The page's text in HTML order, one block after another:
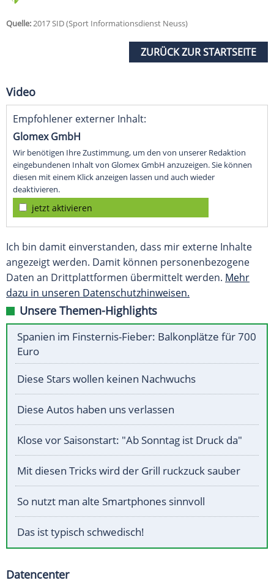
Quelle:2017 SID (Sport Informationsdienst Neuss)
ZURÜCK ZUR STARTSEITE
Video
Empfohlener externer Inhalt:
Glomex GmbH
Wir benötigen Ihre Zustimmung, um den von unserer Redaktion
eingebundenen Inhalt von Glomex GmbH anzuzeigen. Sie können
diesen mit einem Klick anzeigen lassen und auch wieder
deaktivieren.
jetzt aktivieren
Ich bin damit einverstanden, dass mir externe Inhalte
angezeigt werden. Damit können personenbezogene
Daten an Drittplattformen übermittelt werden. Mehr
dazu in unseren Datenschutzhinweisen.
Unsere Themen-Highlights
Spanien im Finsternis-Fieber: Balkonplätze für 700
Euro
Diese Stars wollen keinen Nachwuchs
Diese Autos haben uns verlassen
Klose vor Saisonstart: "Ab Sonntag ist Druck da"
Mit diesen Tricks wird der Grill ruckzuck sauber
So nutzt man alte Smartphones sinnvoll
Das ist typisch schwedisch!
Datencenter